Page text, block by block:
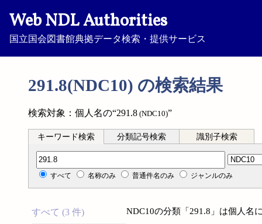
Web NDL Authorities
国立国会図書館典拠データ検索・提供サービス
291.8(NDC10) の検索結果
検索対象：個人名の“291.8 (NDC10)”
キーワード検索 分類記号検索 識別子検索
分類記号検索
すべて 名称のみ 普通件名のみ ジャンルのみ
すべて (3 件)
NDC10の分類「291.8」は個人名